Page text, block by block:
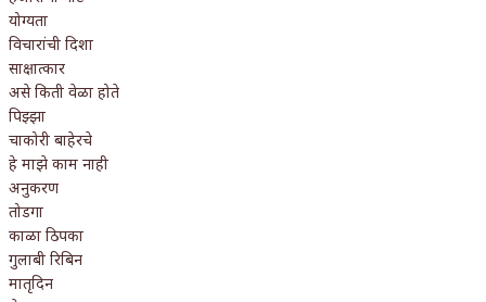
योग्यता
विचारांची दिशा
साक्षात्कार
असे किती वेळा होते
पिझ्झा
चाकोरी बाहेरचे
हे माझे काम नाही
अनुकरण
तोडगा
काळा ठिपका
गुलाबी रिबिन
मातृदिन